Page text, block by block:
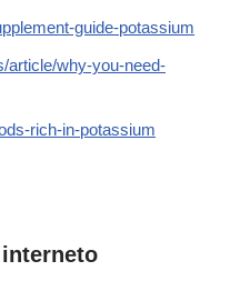
guide-potassium
article/why-you-need-
rich-in-potassium